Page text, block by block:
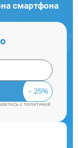
смартфона
cполитикой